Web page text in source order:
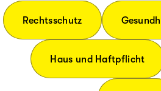
Rechtsschutz
Haus und Haftpflicht